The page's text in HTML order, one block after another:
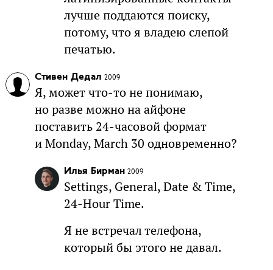
лучше поддаются поиску,
потому, что я владею слепой
печатью.
Стивен Дедал 2009
Я, может что-то не понимаю,
но разве можно на айфоне
поставить 24-часовой формат
и Monday, March 30 одновременно?
Илья Бирман 2009
Settings, General, Date & Time,
24-Hour Time.
Я не встречал телефона,
который бы этого не давал.